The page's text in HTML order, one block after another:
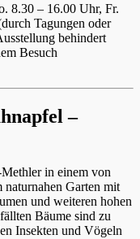
8.30 – 16.00 Uhr, Fr.
Tagungen oder
behindert
Besuch
–
in einem von
naturnahen Garten mit
und weiteren hohen
Bäume sind zu
Insekten und Vögeln